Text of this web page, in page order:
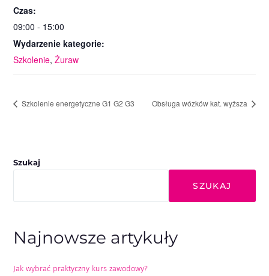
Czas:
09:00 - 15:00
Wydarzenie kategorie:
Szkolenie,Żuraw
Szkolenie energetyczne G1 G2 G3 Obsługa wózków kat. wyższa
Szukaj
SZUKAJ
Najnowsze artykuły
Jak wybrać praktyczny kurs zawodowy?